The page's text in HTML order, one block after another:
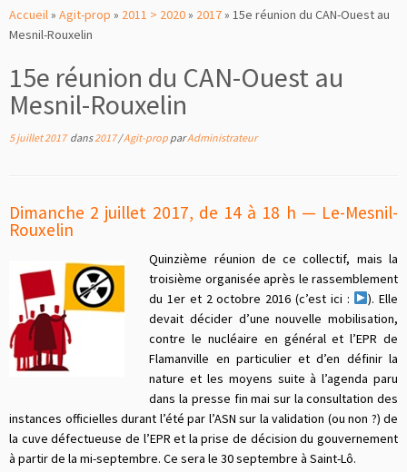
au
contenu
Accueil» Agit-prop » 2011 > 2020» 2017» 15e réunion du CAN-Ouest au
Mesnil-Rouxelin
15e réunion du CAN-Ouest au
Mesnil-Rouxelin
5 juillet 2017dans2017/Agit-prop parAdministrateur
Dimanche 2 juillet 2017, de 14 à 18 h — Le-Mesnil-
Rouxelin
Quinzième réunion de ce collectif, mais la
troisième organisée après le rassemblement
du 1er et 2 octobre 2016 (c’est ici :
). Elle
devait décider d’une nouvelle mobilisation,
contre le nucléaire en général et l’EPR de
Flamanville en particulier et d’en définir la
nature et les moyens suite à l’agenda paru
dans la presse fin mai sur la consultation des
instances officielles durant l’été par l’ASN sur la validation (ou non ?) de
la cuve défectueuse de l’EPR et la prise de décision du gouvernement
à partir de la mi-septembre. Ce sera le 30 septembre à Saint-Lô.